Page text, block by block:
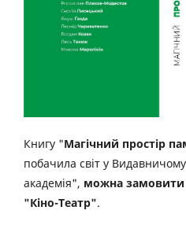
Книгу "Магічний простір
побачила світ у
академія", можна замовити
"Кіно-Театр".